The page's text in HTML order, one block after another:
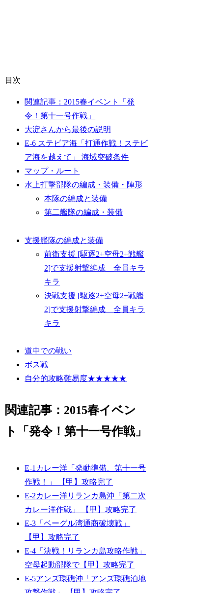
目次
関連記事：2015春イベント「発
令！第十一号作戦」
大淀さんから最後の説明
E-6 ステビア海「打通作戦！ステビ
ア海を越えて」 海域突破条件
マップ・ルート
水上打撃部隊の編成・装備・陣形
本隊の編成と装備
第二艦隊の編成・装備
支援艦隊の編成と装備
前衛支援 [駆逐2+空母2+戦艦
2]で支援射撃編成 全員キラ
キラ
決戦支援 [駆逐2+空母2+戦艦
2]で支援射撃編成 全員キラ
キラ
道中での戦い
ボス戦
自分的攻略難易度★★★★★
関連記事：2015春イベン
ト「発令！第十一号作戦」
E-1カレー洋「発動準備、第十一号
作戦！」 【甲】攻略完了
E-2カレー洋リランカ島沖「第二次
カレー洋作戦」 【甲】攻略完了
E-3「ベーグル湾通商破壊戦」
【甲】攻略完了
E-4「決戦！リランカ島攻略作戦」
空母起動部隊で【甲】攻略完了
E-5アンズ環礁沖「アンズ環礁泊地